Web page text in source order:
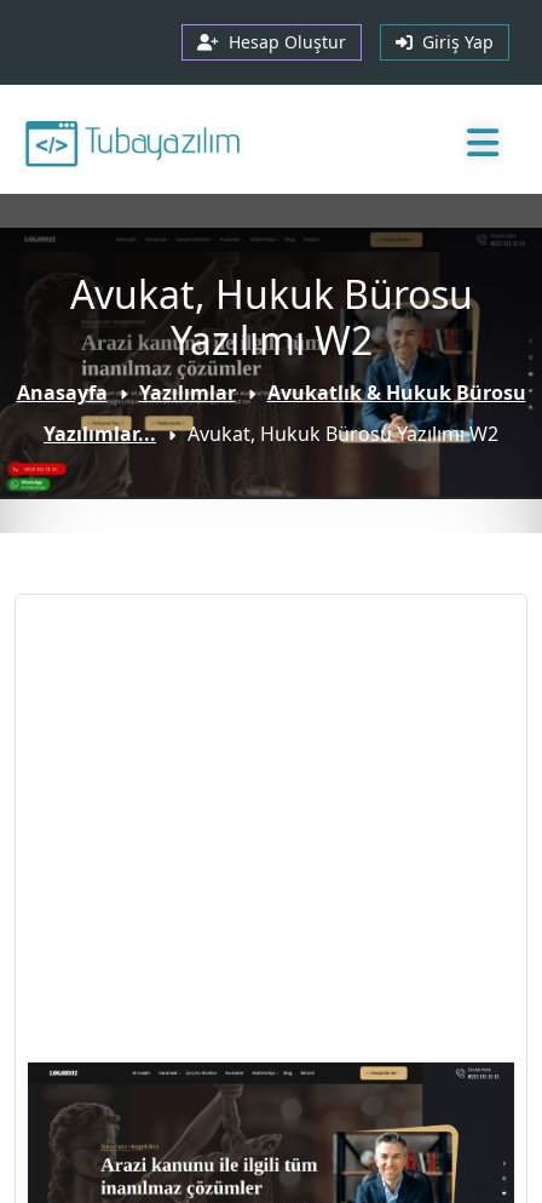
Hesap Oluştur Giriş Yap
Avukat, Hukuk Bürosu
Yazılımı W2
Anasayfa Yazılımlar
Avukatlık & Hukuk Bürosu
Yazılımlar...
Avukat, Hukuk Bürosu Yazılımı W2